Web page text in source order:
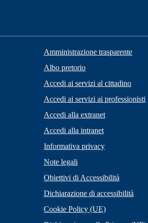
Amministrazione trasparente
Albo pretorio
Accedi ai servizi al cittadino
Accedi ai servizi ai professionisti
Accedi alla extranet
Accedi alla intranet
Informativa privacy
Note legali
Obiettivi di Accessibilità
Dichiarazione di accessibilità
Cookie Policy (UE)